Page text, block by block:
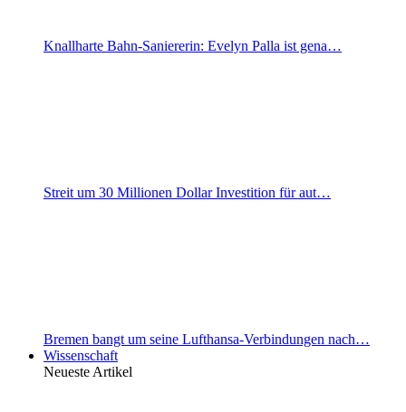
Knallharte Bahn-Saniererin: Evelyn Palla ist gena…
Streit um 30 Millionen Dollar Investition für aut…
Bremen bangt um seine Lufthansa-Verbindungen nach…
Wissenschaft
Neueste Artikel